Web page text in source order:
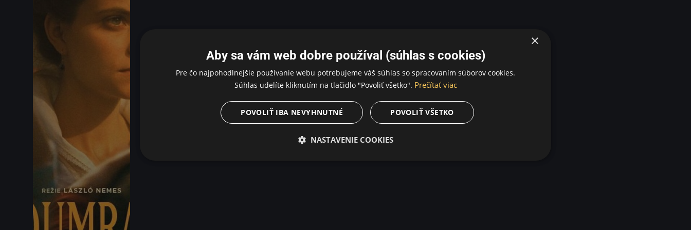
×
Aby sa vám web dobre používal (súhlas s cookies)
Pre čo najpohodlnejšie používanie webu potrebujeme váš súhlas so spracovaním súborov cookies.
Súhlas udelíte kliknutím na tlačidlo "Povoliť všetko". Prečítať viac
POVOLIŤ VŠETKO
POVOLIŤ IBA NEVYHNUTNÉ
NASTAVENIE COOKIES